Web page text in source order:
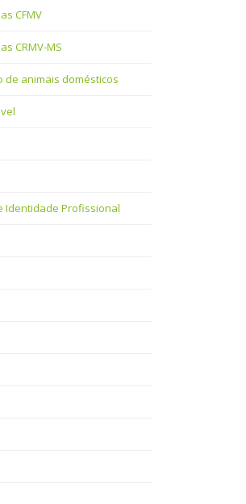
CFMV
CRMV-MS
de animais domésticos
Identidade Profissional